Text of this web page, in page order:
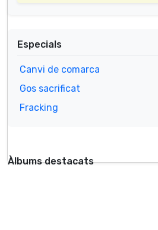
Especials
Canvi de comarca
Gos sacrificat
Fracking
Àlbums destacats